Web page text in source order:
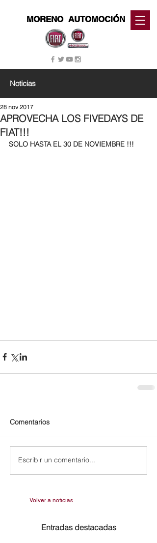
MORENO AUTOMOCIÓN
Noticias
APROVECHA LOS FIVEDAYS DE
FIAT!!!
28 nov 2017
SOLO HASTA EL 30 DE NOVIEMBRE !!!
Comentarios
Escribir un comentario...
Volver a noticias
Entradas destacadas